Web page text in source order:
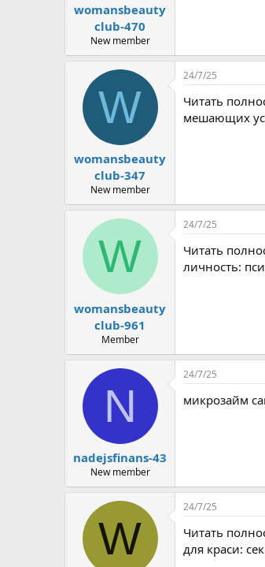
womansbeauty
club-470
New member
W
womansbeauty
club-347
New member
24/7/25
Читать
мешающих
W
womansbeauty
club-961
Member
24/7/25
Читать
личность:
N
nadejsfinans-43
New member
24/7/25
микрозайм
W
24/7/25
Читать
для краси: